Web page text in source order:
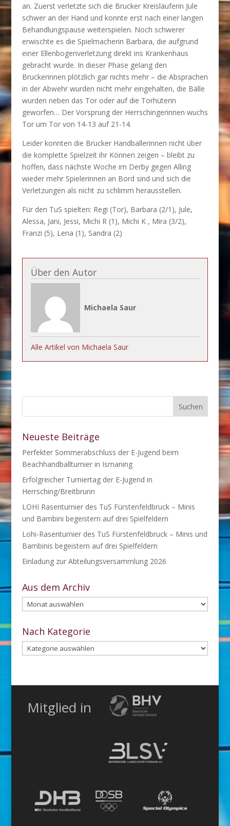
an. Zuerst verletzte sich die Brucker Kreisläuferin Jule
schwer an der Hand und konnte erst nach einer langen
Behandlungspause weiterspielen. Noch schwerer
erwischte es die Spielmacherin Barbara, die aufgrund
einer Ellenbogenverletzung direkt ins Krankenhaus
gebracht wurde. In dieser Phase gelang den
Bruckerinnen plötzlich gar nichts mehr – die Absprachen
in der Abwehr wurden nicht mehr eingehalten, die Bälle
wurden neben das Tor oder auf die Torhüterin
geworfen… Der Vorsprung der Herrschingerinnen wuchs
Tor um Tor von 14-13 auf 21-14.
Leider konnten die Brucker Handballerinnen nicht über
die komplette Spielzeit ihr Können zeigen – bleibt zu
hoffen, dass nächste Woche im Derby gegen Alling
wieder mehr Spielerinnen an Bord sind und sich die
Verletzungen als nicht zu schlimm herausstellen.
Für den TuS spielten: Regi (Tor), Barbara (2/1), Jule,
Alessa, Jani, Jessi, Michi R (1), Michi K , Mira (3/2),
Franzi (5), Lena (1), Sandra (2)
Über den Autor
Michaela Saur
Alle Artikel von Michaela Saur
Neueste Beiträge
Perfekter Sommerabschluss der E-Jugend beim
Beachhandballturnier in Ismaning
Erfolgreicher Turniertag der E-Jugend in
Herrsching/Breitbrunn
LOHI Rasenturnier des TuS Fürstenfeldbruck – Minis
und Bambini begeistern auf drei Spielfeldern
Lohi-Rasenturnier des TuS Fürstenfeldbruck – Minis und
Bambinis begeistern auf drei Spielfeldern
Einladung zur Abteilungsversammlung 2026
Aus dem Archiv
Aus
dem
Archiv
Nach Kategorie
Nach
Kategorie
Mitglied in